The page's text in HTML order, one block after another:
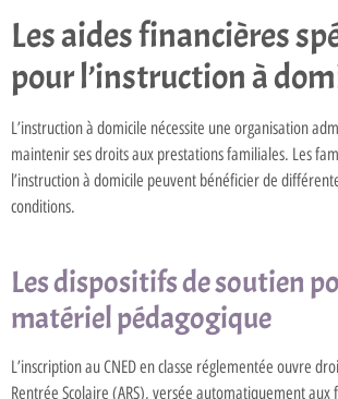
Les aides financières
pour l’instruction à
L’instruction à domicile nécessite une organisation
maintenir ses droits aux prestations familiales. Les
l’instruction à domicile peuvent bénéficier de
conditions.
Les dispositifs de soutien
matériel pédagogique
L’inscription au CNED en classe réglementée ouvre
Rentrée Scolaire (ARS), versée automatiquement aux